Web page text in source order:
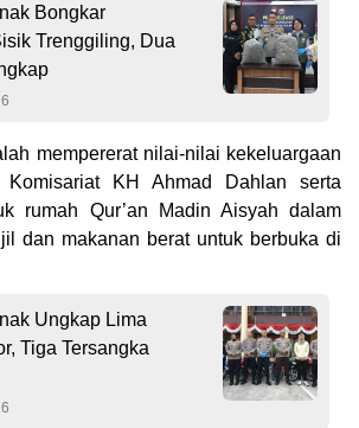
Bongkar
Trenggiling, Dua
mempererat nilai-nilai kekeluargaan
KH Ahmad Dahlan serta
rumah Qur’an Madin Aisyah dalam
dan makanan berat untuk berbuka di
Ungkap Lima
Tiga Tersangka